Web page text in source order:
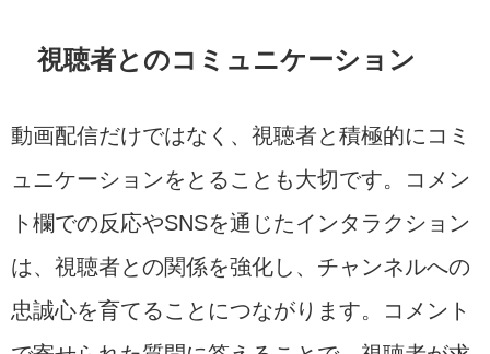
視聴者とのコミュニケーション
動画配信だけではなく、視聴者と積極的にコミ
ュニケーションをとることも大切です。コメン
ト欄での反応やSNSを通じたインタラクション
は、視聴者との関係を強化し、チャンネルへの
忠誠心を育てることにつながります。コメント